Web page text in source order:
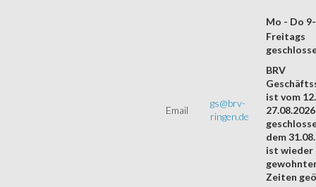
Mo - Do
Email
gs@brv-
ringen.de
Freitags
BRV
ist vom
27.08.2026
dem
ist wieder
Zeiten